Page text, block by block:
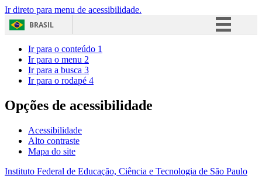
Ir direto para menu de acessibilidade.
BRASIL
Acesso à informação
Ir para o conteúdo 1
Ir para o menu 2
Ir para a busca 3
Ir para o rodapé 4
Opções de acessibilidade
Acessibilidade
Alto contraste
Mapa do site
Instituto Federal de Educação, Ciência e Tecnologia de São Paulo